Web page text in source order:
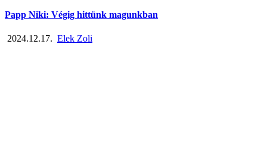
Papp Niki: Végig hittünk magunkban
2024.12.17. Elek Zoli